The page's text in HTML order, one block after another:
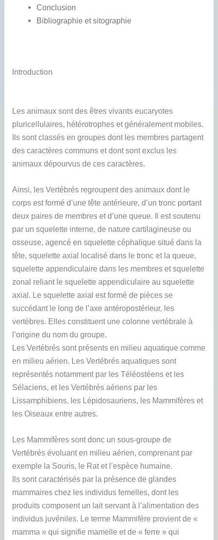
Conclusion
Bibliographie et sitographie
Introduction
Les animaux sont des êtres vivants eucaryotes
pluricellulaires, hétérotrophes et généralement mobiles.
Ils sont classés en groupes dont les membres partagent
des caractères communs et dont sont exclus les
animaux dépourvus de ces caractères.
Ainsi, les Vertébrés regroupent des animaux dont le
corps est formé d’une tête antérieure, d’un tronc portant
deux paires de membres et d’une queue. Il est soutenu
par un squelette interne, de nature cartilagineuse ou
osseuse, agencé en squelette céphalique situé dans la
tête, squelette axial localisé dans le tronc et la queue,
squelette appendiculaire dans les membres et squelette
zonal reliant le squelette appendiculaire au squelette
axial. Le squelette axial est formé de pièces se
succédant le long de l’axe antéropostérieur, les
vertèbres. Elles constituent une colonne vertébrale à
l’origine du nom du groupe.
Les Vertébrés sont présents en milieu aquatique comme
en milieu aérien. Les Vertébrés aquatiques sont
représentés notamment par les Téléostéens et les
Sélaciens, et les Vertébrés aériens par les
Lissamphibiens, les Lépidosauriens, les Mammifères et
les Oiseaux entre autres.
Les Mammifères sont donc un sous-groupe de
Vertébrés évoluant en milieu aérien, comprenant par
exemple la Souris, le Rat et l’espèce humaine.
Ils sont caractérisés par la présence de glandes
mammaires chez les individus femelles, dont les
produits composent un lait servant à l’alimentation des
individus juvéniles. Le terme Mammifère provient de «
mamma » qui signifie mamelle et de « ferre » qui